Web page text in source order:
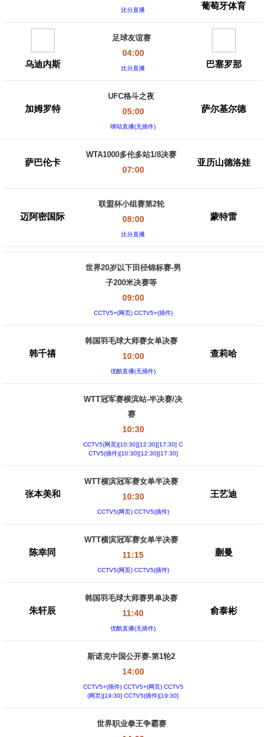
比分直播 葡萄牙体育
乌迪内斯
足球友谊赛
04:00
比分直播 巴塞罗那
加姆罗特
UFC格斗之夜
05:00
咪咕直播(无插件)
萨尔基尔德
萨巴伦卡
WTA1000多伦多站1/8决赛
07:00
亚历山德洛娃
迈阿密国际
联盟杯小组赛第2轮
08:00
比分直播
蒙特雷
世界20岁以下田径锦标赛-男
子200米决赛等
09:00
CCTV5+(网页) CCTV5+(插件)
韩千禧
韩国羽毛球大师赛女单决赛
10:00
优酷直播(无插件)
查莉哈
WTT冠军赛横滨站-半决赛/决
赛
10:30
CCTV5(网页)[10:30][12:30][17:30] C
CTV5(插件)[10:30][12:30][17:30]
张本美和
WTT横滨冠军赛女单半决赛
10:30
CCTV5(网页) CCTV5(插件)
王艺迪
陈幸同
WTT横滨冠军赛女单半决赛
11:15
CCTV5(网页) CCTV5(插件)
蒯曼
朱轩辰
韩国羽毛球大师赛男单决赛
11:40
优酷直播(无插件)
俞泰彬
斯诺克中国公开赛-第1轮2
14:00
CCTV5+(插件) CCTV5+(网页) CCTV5
(网页)[19:30] CCTV5(插件)[19:30]
世界职业拳王争霸赛